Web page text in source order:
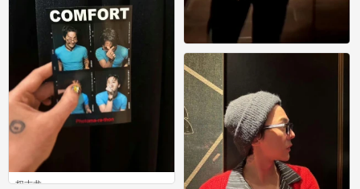
权志龙
权志龙
0